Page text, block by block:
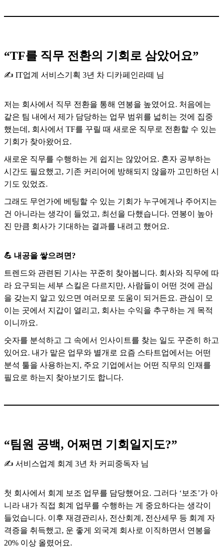
“TF를 직무 전환의 기회로 삼았어요”
✍️ IT업계 서비스기획 3년 차 디카페인라떼 님
저는 회사에서 직무 전환을 통해 연봉을 높였어요. 처음에는
같은 팀 내에서 제가 담당하는 업무 범위를 넓히는 것에 집중
했는데, 회사에서 TF를 꾸릴 때 새로운 직무로 전환할 수 있는
기회가 찾아왔어요.
새로운 직무를 수행하는 게 쉽지는 않았어요. 혼자 공부하는
시간도 필요했고, 기존 커리어에 방해되지 않을까 고민하던 시
기도 있었죠.
그래도 무언가에 베팅할 수 있는 기회가 누구에게나 주어지는
건 아니라는 생각이 들었고, 최선을 다했습니다. 연봉이 높아
진 만큼 회사가 기대하는 결과를 내려고 했어요.
💪 내공을 쌓으려면?
트렌드와 관련된 기사는 꾸준히 찾아봅니다. 회사와 직무에 따
라 요구되는 세부 스킬은 다르지만, 사람들이 어떤 것에 관심
을 갖는지 알고 있으면 여러모로 도움이 되거든요. 관심이 모
이는 곳에서 지갑이 열리고, 회사는 수익을 추구하는 게 목적
이니까요.
숫자를 분석하고 그 속에서 인사이트를 찾는 일도 꾸준히 하고
있어요. 내가 맡은 업무와 별개로 요즘 스타트업에서는 어떤
분석 툴을 사용하는지, 주요 기업에서는 어떤 직무의 인재를
필요로 하는지 찾아보기도 합니다.
“팀원 공백, 어쩌면 기회일지도?”
✍️ 서비스업계 회계 3년 차 커피중독자 님
첫 회사에서 회계 보조 업무를 담당했어요. 그러다 ‘보조’가 아
니라 내가 직접 회계 업무를 수행하는 게 중요하다는 생각이
들었습니다. 이후 재경관리사, 전산회계, 전산세무 등 회계 자
격증을 취득했고, 운 좋게 외국계 회사로 이직하면서 연봉을
20% 이상 올렸어요.